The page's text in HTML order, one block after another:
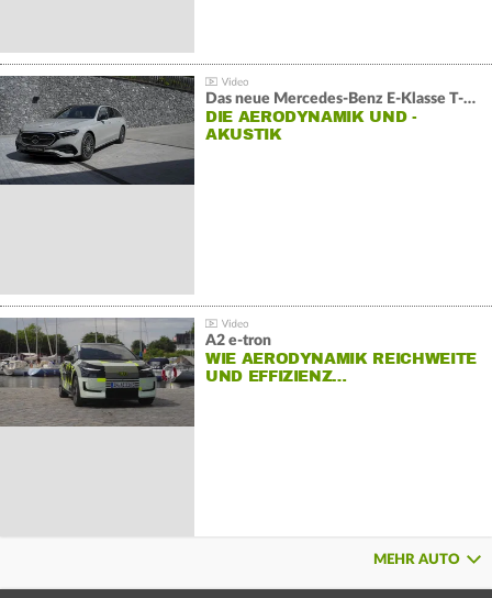
Das neue Mercedes-Benz E-Klasse T-Modell
DIE AERODYNAMIK UND -
AKUSTIK
A2 e-tron
WIE AERODYNAMIK REICHWEITE
UND EFFIZIENZ…
MEHR AUTO